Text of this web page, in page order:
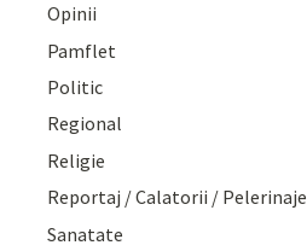
Opinii
Pamflet
Politic
Regional
Religie
Reportaj / Calatorii / Pelerinaje
Sanatate